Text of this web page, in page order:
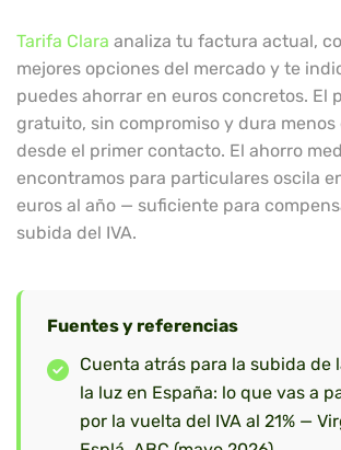
Tarifa Clara analiza tu factura actual,
mejores opciones del mercado y te
puedes ahorrar en euros concretos. El
gratuito, sin compromiso y dura menos
desde el primer contacto. El ahorro
encontramos para particulares oscila
euros al año — suficiente para
subida del IVA.
Fuentes y referencias
Cuenta atrás para la subida de
la luz en España: lo que vas a
por la vuelta del IVA al 21% —